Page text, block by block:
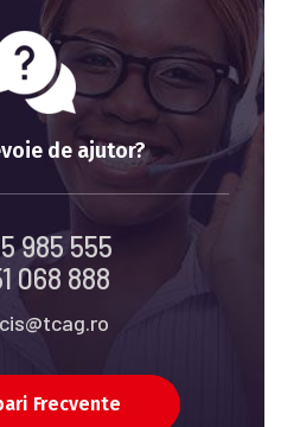
de ajutor?
985 555
068 888
Frecvente